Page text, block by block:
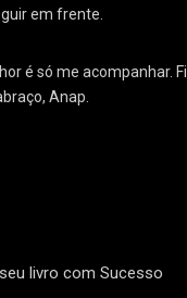
em frente.
é só me acompanhar.
Anap.
livro com Sucesso